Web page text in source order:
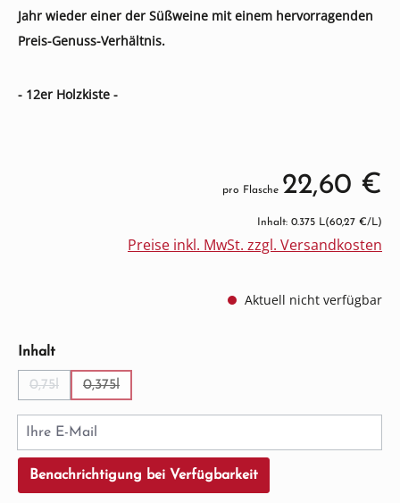
Jahr wieder einer der Süßweine mit einem hervorragenden
Preis-Genuss-Verhältnis.
- 12er Holzkiste -
pro Flasche 22,60 €
Inhalt: 0.375 L(60,27 €/L)
Preise inkl. MwSt. zzgl. Versandkosten
Aktuell nicht verfügbar
Inhaltauswählen
0,75l
(Diese Option ist zurzeit nicht verfügbar.)
0,375l
Ihre E-Mail
Benachrichtigung bei Verfügbarkeit